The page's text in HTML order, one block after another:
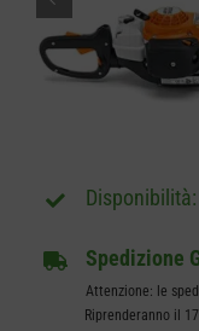
CARRELLO
Spedizione
Attenzione: le
Riprenderanno il